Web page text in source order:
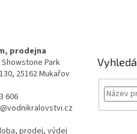
prodejna
Park
25162 Mukařov
606
prodej, výdej